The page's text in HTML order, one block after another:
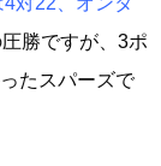
勝ですが、3ポ
たスパーズで